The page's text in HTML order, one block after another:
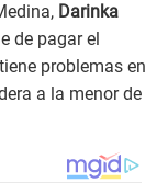
Darinka
de pagar el
problemas en
a la menor de